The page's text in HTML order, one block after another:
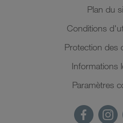
Plan du
Conditions
Protection des
Informations
Paramètres